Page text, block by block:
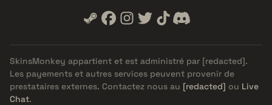
SkinsMonkey appartient et est administré par [redacted].
Les payements et autres services peuvent provenir de
prestataires externes. Contactez nous au [redacted] ou Live
Chat.